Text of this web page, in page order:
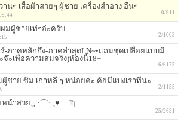
นๆ เสื้อผ้าสวยๆ ผู้ชาย เครื่องสำอาง อื่นๆ
0/911
มผู้ชายเท่ๆอ่ะครับ
2/1003
-ภาคหลักถึง-ภาคล่าสุดLN~•แถมชุดเปลือยแบบมี
ะเพื่อความสมจริง)ห้องนี้18+
6/6175
ชาย ซิม เกาหลี ๆ หน่อยค่ะ คัยมีแบ่งเราทีนะ
2/1135
หน้าสวย¸¸.·´¯`·.¸♥
25/2631